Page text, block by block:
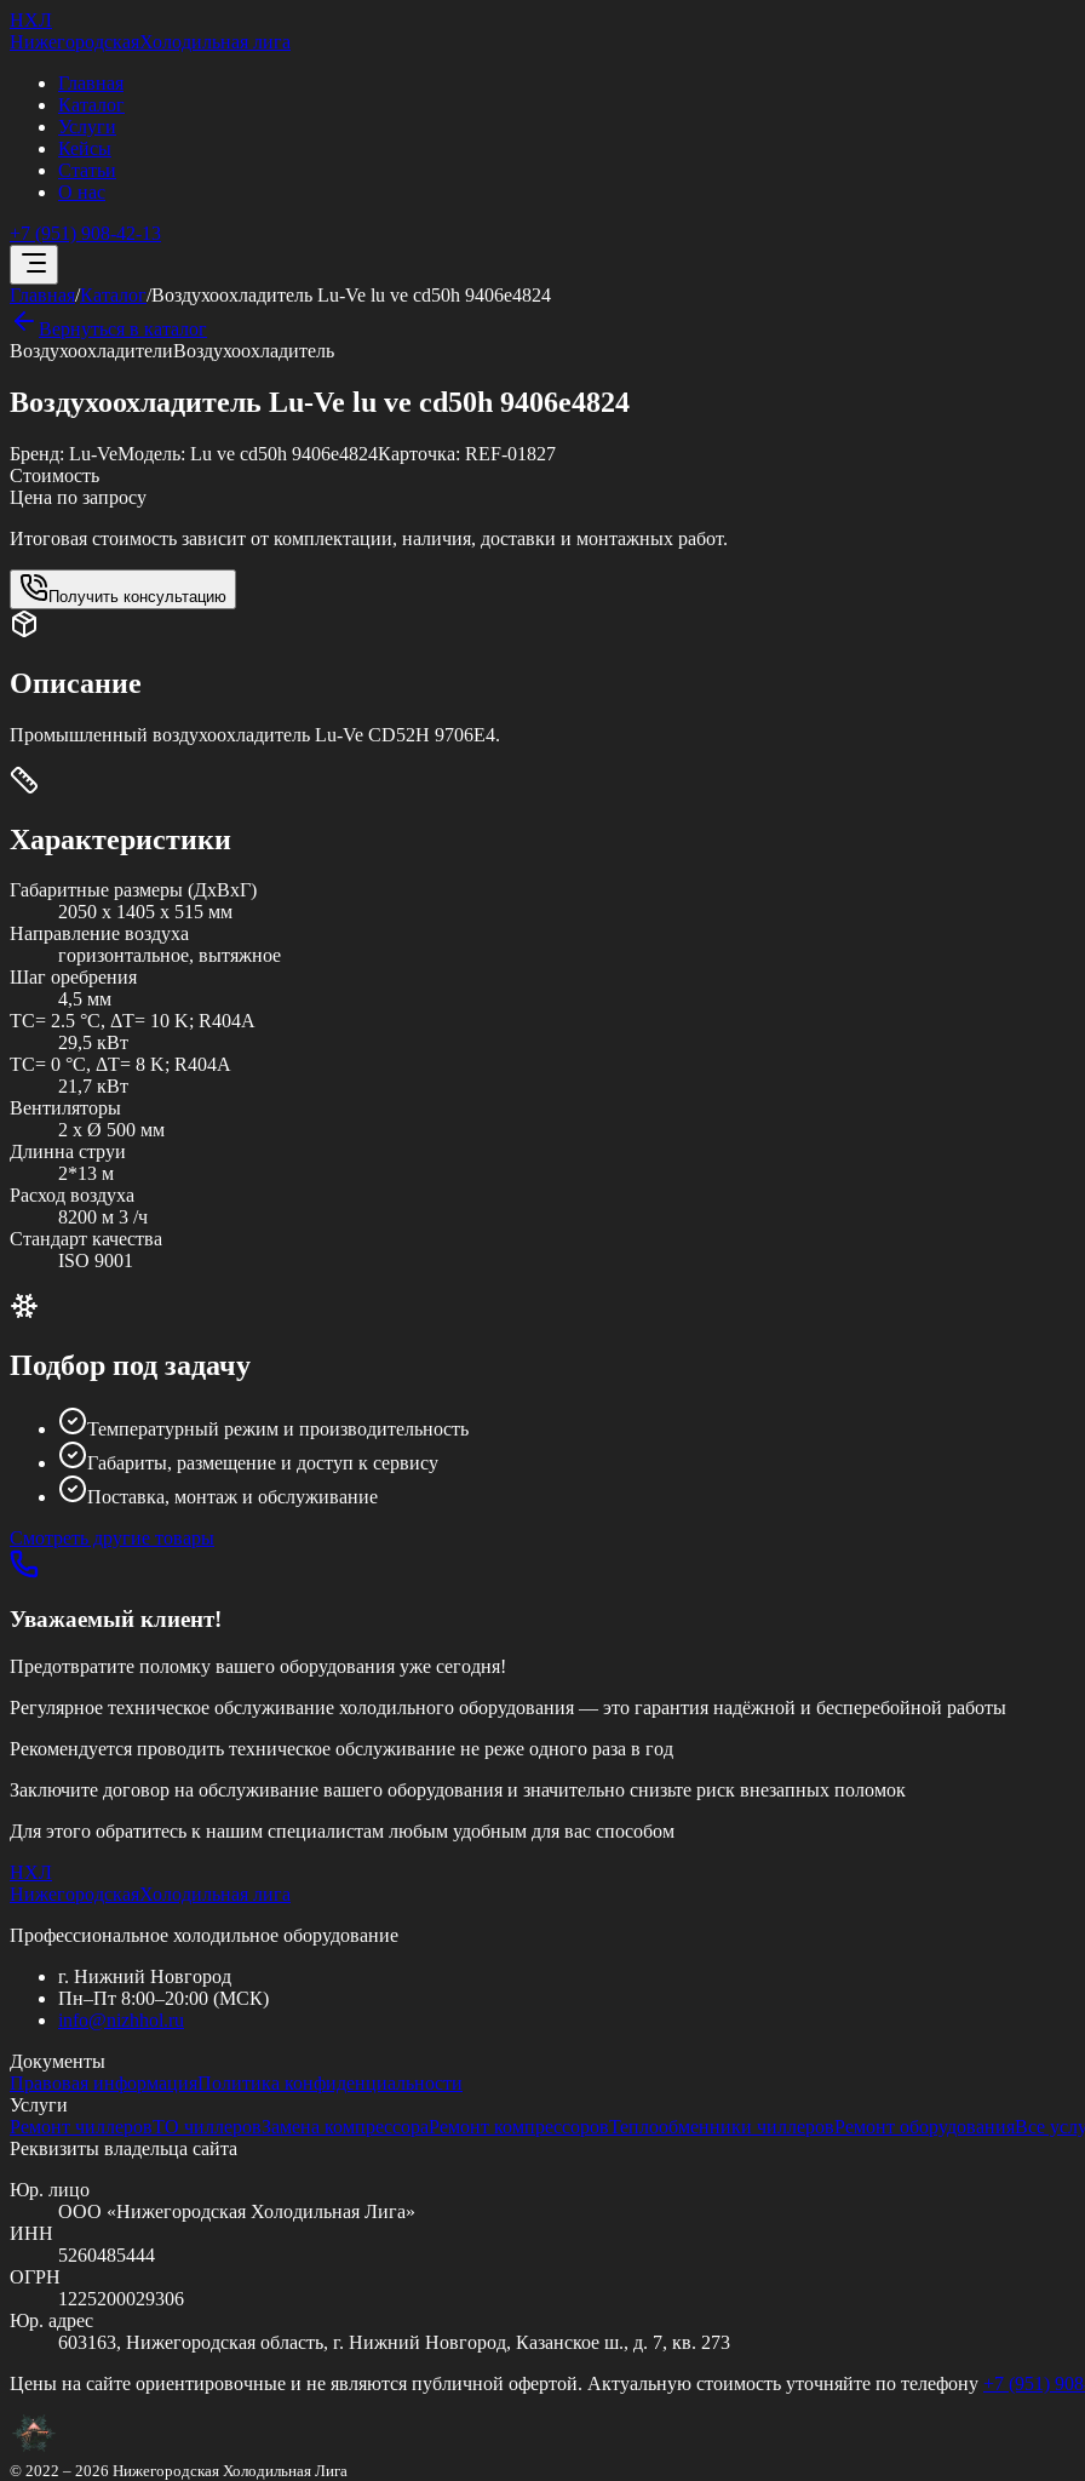
НХЛ
НижегородскаяХолодильная лига
Главная
Каталог
Услуги
Кейсы
Статьи
О нас
+7 (951) 908-42-13
Главная/Каталог/Воздухоохладитель Lu-Ve lu ve cd50h 9406e4824
Вернуться в каталог
ВоздухоохладителиВоздухоохладитель
Воздухоохладитель Lu-Ve lu ve cd50h 9406e4824
Бренд: Lu-VeМодель: Lu ve cd50h 9406e4824Карточка: REF-01827
Стоимость
Цена по запросу
Итоговая стоимость зависит от комплектации, наличия, доставки и монтажных работ.
Получить консультацию
Описание
Промышленный воздухоохладитель Lu-Ve CD52H 9706E4.
Характеристики
Габаритные размеры (ДxВxГ)
2050 x 1405 x 515 мм
Направление воздуха
горизонтальное, вытяжное
Шаг оребрения
4,5 мм
TC= 2.5 °C, ΔT= 10 K; R404A
29,5 кВт
TC= 0 °C, ΔT= 8 K; R404A
21,7 кВт
Вентиляторы
2 x Ø 500 мм
Длинна струи
2*13 м
Расход воздуха
8200 м 3 /ч
Стандарт качества
ISO 9001
Подбор под задачу
Температурный режим и производительность
Габариты, размещение и доступ к сервису
Поставка, монтаж и обслуживание
Смотреть другие товары
Уважаемый клиент!
Предотвратите поломку вашего оборудования уже сегодня!
Регулярное техническое обслуживание холодильного оборудования — это гарантия надёжной и бесперебойной работы
Рекомендуется проводить техническое обслуживание не реже одного раза в год
Заключите договор на обслуживание вашего оборудования и значительно снизьте риск внезапных поломок
Для этого обратитесь к нашим специалистам любым удобным для вас способом
НХЛ
НижегородскаяХолодильная лига
Профессиональное холодильное оборудование
г. Нижний Новгород
Пн–Пт 8:00–20:00 (МСК)
info@nizhhol.ru
Документы
Правовая информацияПолитика конфиденциальности
Услуги
Ремонт чиллеровТО чиллеровЗамена компрессораРемонт компрессоровТеплообменники чиллеровРемонт оборудованияВсе
Реквизиты владельца сайта
Юр. лицо
ООО «Нижегородская Холодильная Лига»
ИНН
5260485444
ОГРН
1225200029306
Юр. адрес
603163, Нижегородская область, г. Нижний Новгород, Казанское ш., д. 7, кв. 273
Цены на сайте ориентировочные и не являются публичной офертой. Актуальную стоимость уточняйте по телефону +7 (951)
© 2022 – 2026 Нижегородская Холодильная Лига